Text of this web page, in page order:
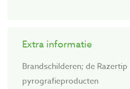
Extra informatie
Brandschilderen; de Razertip
pyrografieproducten